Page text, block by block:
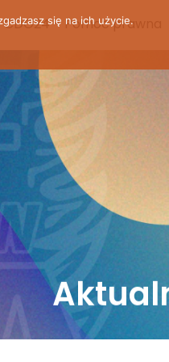
CDO24 – Pomoc prawna
się na ich użycie.